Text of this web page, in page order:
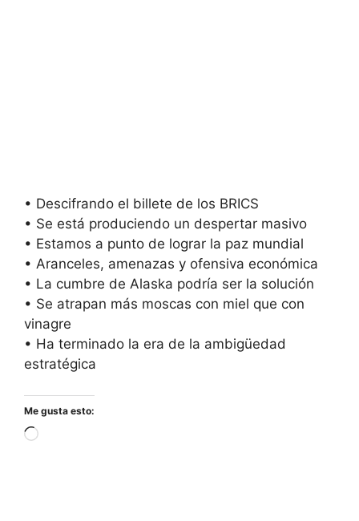
• Descifrando el billete de los BRICS
• Se está produciendo un despertar masivo
• Estamos a punto de lograr la paz mundial
• Aranceles, amenazas y ofensiva económica
• La cumbre de Alaska podría ser la solución
• Se atrapan más moscas con miel que con
vinagre
• Ha terminado la era de la ambigüedad
estratégica
Me gusta esto:
Cargando...